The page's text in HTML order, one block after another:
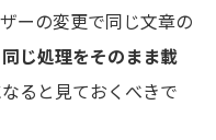
ーの変更で同じ文章の
同じ処理をそのまま載
ると見ておくべきで